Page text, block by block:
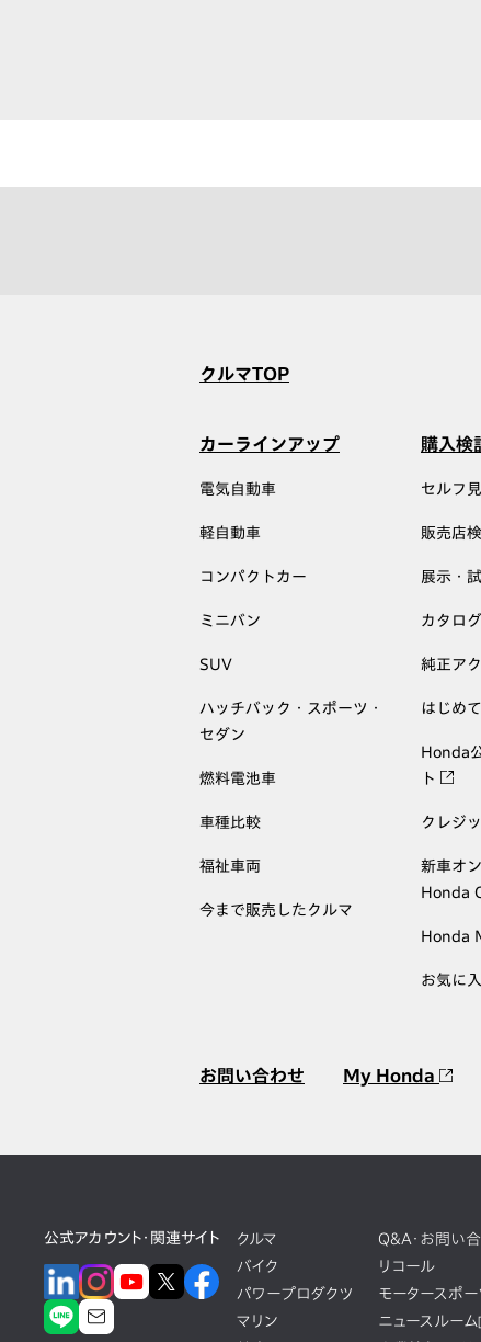
クルマTOP
カーラインアップ
電気自動車
軽自動車
コンパクトカー
ミニバン
SUV
ハッチバック・スポーツ・
セダン
燃料電池車
車種比較
福祉車両
今まで販売したクルマ
購入検
セルフ
販売店
展示・
カタロ
純正ア
はじめ
Honda
ト
クレジ
新車オ
Honda
Honda
お気に
お問い合わせ My Honda
公式アカウント・関連サイト
クルマ
バイク
パワープロダクツ
マリン
Q&A・お問い
リコール
モータースポー
ニュースルーム